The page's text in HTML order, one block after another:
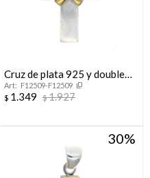
Cruz de plata 925 y double
en oro 18 ktes.
F12509-F12509
$ 1.349 $1.927
30